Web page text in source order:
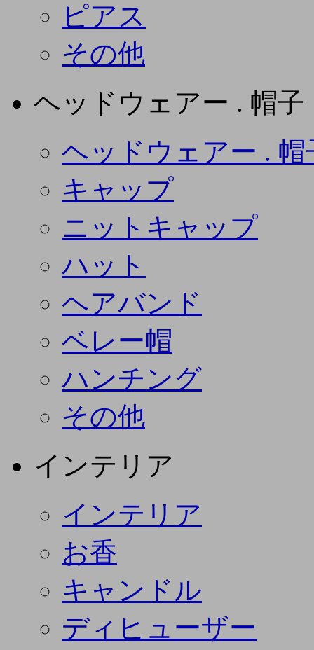
ピアス
その他
ヘッドウェアー . 帽子
ヘッドウェアー . 帽
キャップ
ニットキャップ
ハット
ヘアバンド
ベレー帽
ハンチング
その他
インテリア
インテリア
お香
キャンドル
ディヒューザー